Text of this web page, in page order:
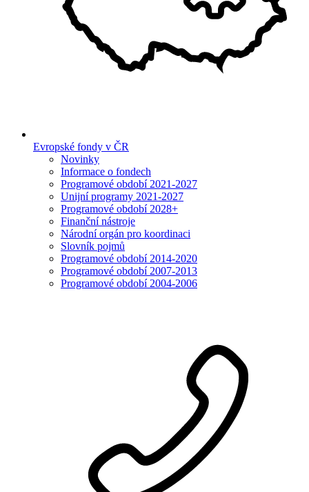
Evropské fondy v ČR
Novinky
Informace o fondech
Programové období 2021-2027
Unijní programy 2021-2027
Programové období 2028+
Finanční nástroje
Národní orgán pro koordinaci
Slovník pojmů
Programové období 2014-2020
Programové období 2007-2013
Programové období 2004-2006